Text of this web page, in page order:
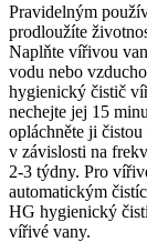
Pravidelným
prodloužíte
Naplňte vířivou
vodu nebo
hygienický čistič
nechejte jej 15
opláchněte ji
v závislosti na
2-3 týdny. Pro
automatickým
HG hygienický
vířivé vany.